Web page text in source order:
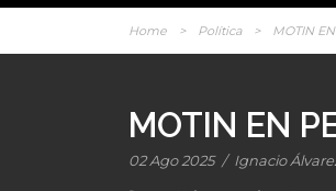
Home > Política > MOTIN
MOTIN EN
02 Ago 2025 / Ignacio